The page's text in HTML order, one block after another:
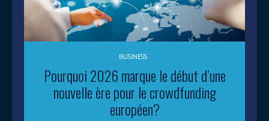
BUSINESS
Pourquoi 2026 marque le début d’une
nouvelle ère pour le crowdfunding
européen?